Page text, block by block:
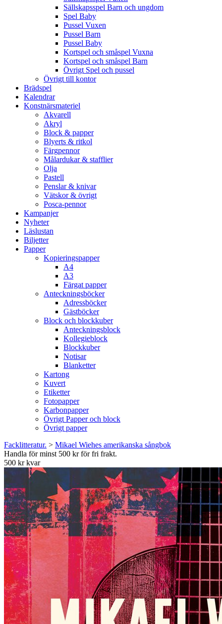
Sällskapsspel Barn och ungdom
Spel Baby
Pussel Vuxen
Pussel Barn
Pussel Baby
Kortspel och småspel Vuxna
Kortspel och småspel Barn
Övrigt Spel och pussel
Övrigt till kontor
Brädspel
Kalendrar
Konstnärsmateriel
Akvarell
Akryl
Block & papper
Blyerts & ritkol
Färgpennor
Målardukar & stafflier
Olja
Pastell
Penslar & knivar
Vätskor & övrigt
Posca-pennor
Kampanjer
Nyheter
Läslustan
Biljetter
Papper
Kopieringspapper
A4
A3
Färgat papper
Anteckningsböcker
Adressböcker
Gästböcker
Block och blockkuber
Anteckningsblock
Kollegieblock
Blockkuber
Notisar
Blanketter
Kartong
Kuvert
Etiketter
Fotopapper
Karbonpapper
Övrigt Papper och block
Övrigt papper
Facklitteratur. > Mikael Wiehes amerikanska sångbok
Handla för minst 500 kr för fri frakt.
500 kr kvar